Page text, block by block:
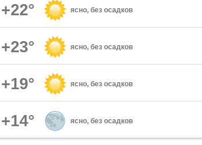
+22° ясно, без осадков
+23° ясно, без осадков
+19° ясно, без осадков
+14° ясно, без осадков